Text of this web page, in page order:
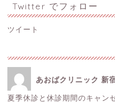
Twitter でフォロー
ツイート
あおばクリニック 新
夏季休診と休診期間のキャン